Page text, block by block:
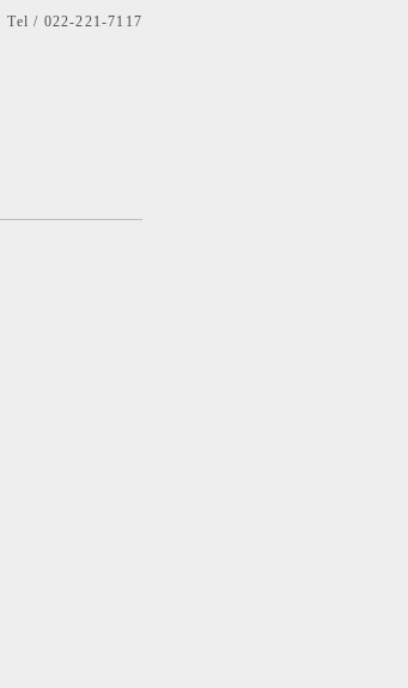
Tel / 022-221-7117